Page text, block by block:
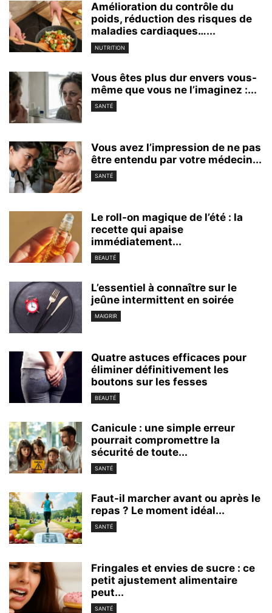
Amélioration du contrôle du
poids, réduction des risques de
maladies cardiaques…...
NUTRITION
Vous êtes plus dur envers vous-
même que vous ne l’imaginez :...
SANTÉ
Vous avez l’impression de ne pas
être entendu par votre médecin...
SANTÉ
Le roll-on magique de l’été : la
recette qui apaise
immédiatement...
BEAUTÉ
L’essentiel à connaître sur le
jeûne intermittent en soirée
MAIGRIR
Quatre astuces efficaces pour
éliminer définitivement les
boutons sur les fesses
BEAUTÉ
Canicule : une simple erreur
pourrait compromettre la
sécurité de toute...
SANTÉ
Faut-il marcher avant ou après le
repas ? Le moment idéal...
SANTÉ
Fringales et envies de sucre : ce
petit ajustement alimentaire
peut...
SANTÉ